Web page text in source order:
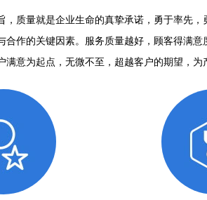
质量就是企业生命的真挚承诺，勇于率先
作的关键因素。服务质量越好，顾客得满
意为起点，无微不至，超越客户的期望，为